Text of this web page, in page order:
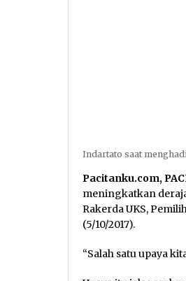
Indartato saat
Pacitanku.com,
meningkatkan
Rakerda UKS,
(5/10/2017).
“Salah satu upaya